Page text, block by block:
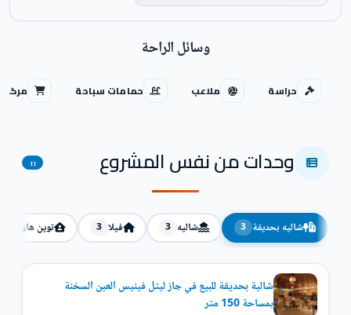
وسائل الراحة
حراسة ملاعب حمامات سباحة مركز
وحدات من نفس المشروع 11
شاليه بحديقة 3 شاليه 3 فيلا 3 توين هاوس
شالية بحديقة للبيع في جاز ليتل فينيس العين السخنة
بمساحة 150 متر